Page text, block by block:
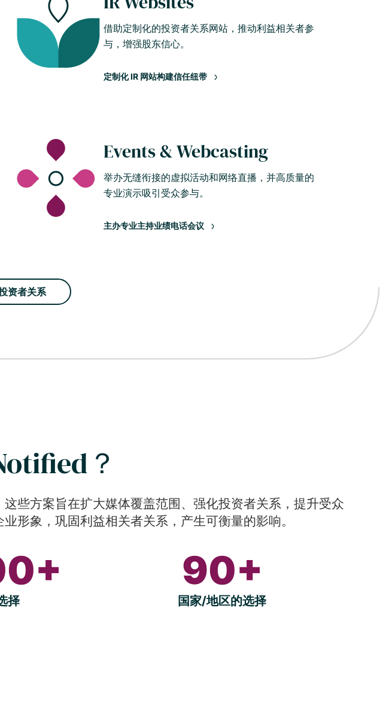
借助定制化的投资者关系网站，推动利益相关者参
与，增强股东信心。
定制化 IR 网站构建信任纽带
Events & Webcasting
举办无缝衔接的虚拟活动和网络直播，并高质量的
专业演示吸引受众参与。
主办专业主持业绩电话会议
资者关系
？
些方案旨在扩大媒体覆盖范围、强化投资者关系，提升受众
形象，巩固利益相关者关系，产生可衡量的影响。
择
90+
国家/地区的选择